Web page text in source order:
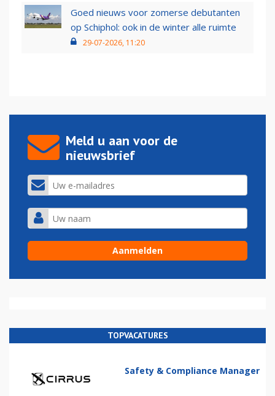
Goed nieuws voor zomerse debutanten
op Schiphol: ook in de winter alle ruimte
29-07-2026, 11:20
Meld u aan voor de
nieuwsbrief
TOPVACATURES
Safety & Compliance Manager